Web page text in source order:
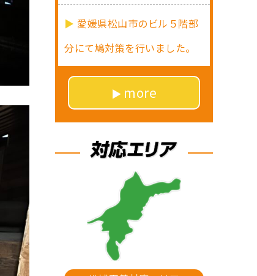
愛媛県松山市のビル５階部
分にて鳩対策を行いました。
more